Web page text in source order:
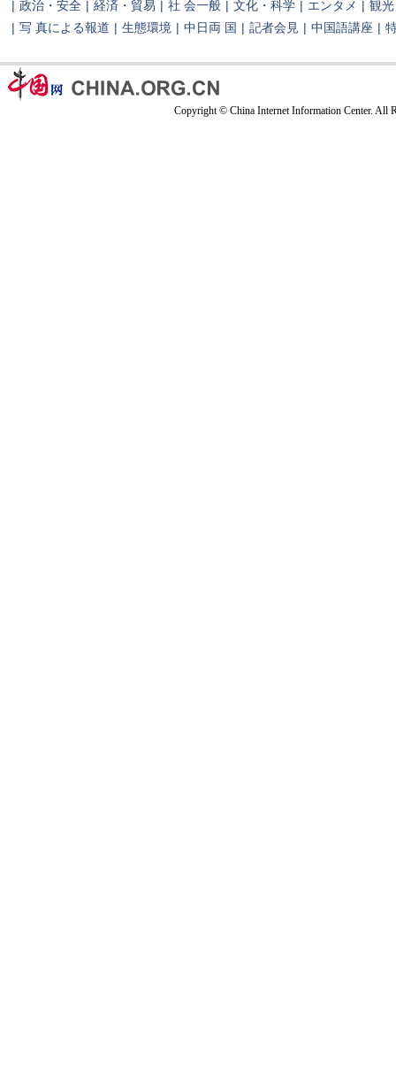
| 政治・安全 | 経済・貿易 | 社 会一般 | 文化・科学 | エンタメ | 観光
| 写 真による報道 | 生態環境 | 中日両 国 | 記者会見 | 中国語講座 |